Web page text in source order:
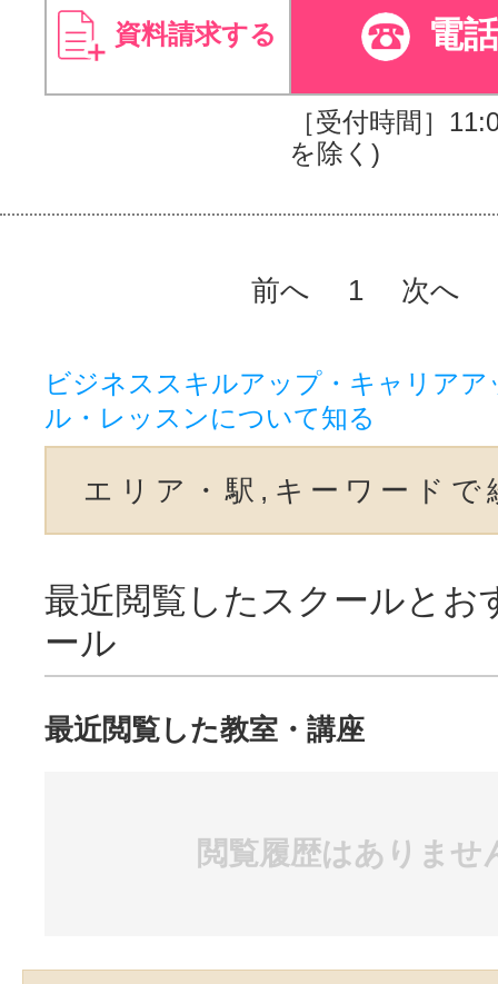
資料請求する 電
［受付時間］
を除く)
前へ 1 次へ
ビジネススキルアップ・キャリア
ル・レッスンについて知る
エリア・駅,キーワードで
最近閲覧したスクールとお
ール
最近閲覧した教室・講座
閲覧履歴はありませ